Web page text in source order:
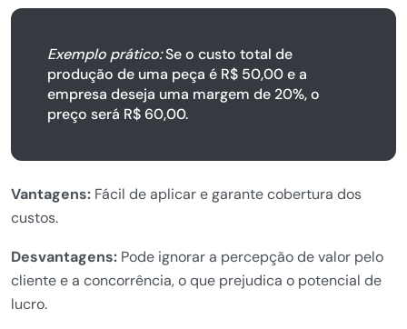
Exemplo prático:Se o custo total de
produção de uma peça é R$ 50,00 e a
empresa deseja uma margem de 20%, o
preço será R$ 60,00.
Vantagens: Fácil de aplicar e garante cobertura dos
custos.
Desvantagens: Pode ignorar a percepção de valor pelo
cliente e a concorrência, o que prejudica o potencial de
lucro.